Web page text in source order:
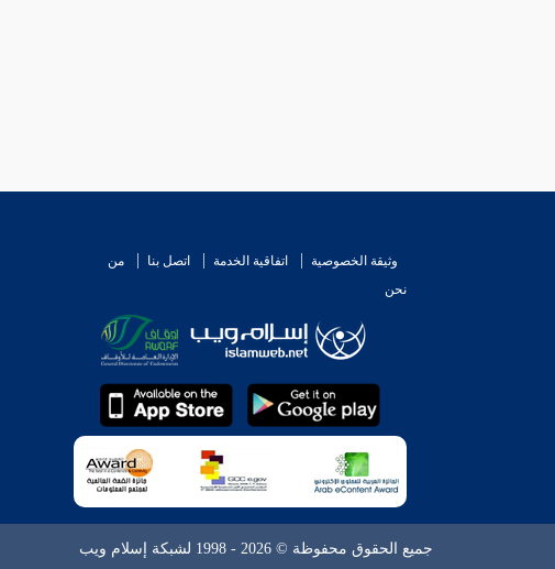
وثيقة الخصوصية اتفاقية الخدمة اتصل بنا
من
نحن
جميع الحقوق محفوظة © 2026 - 1998 لشبكة إسلام ويب